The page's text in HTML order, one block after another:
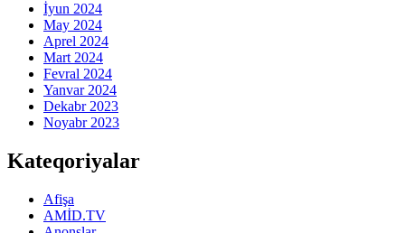
İyun 2024
May 2024
Aprel 2024
Mart 2024
Fevral 2024
Yanvar 2024
Dekabr 2023
Noyabr 2023
Kateqoriyalar
Afişa
AMİD.TV